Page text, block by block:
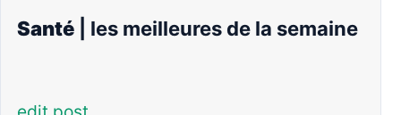
Santé | les meilleures de la semaine